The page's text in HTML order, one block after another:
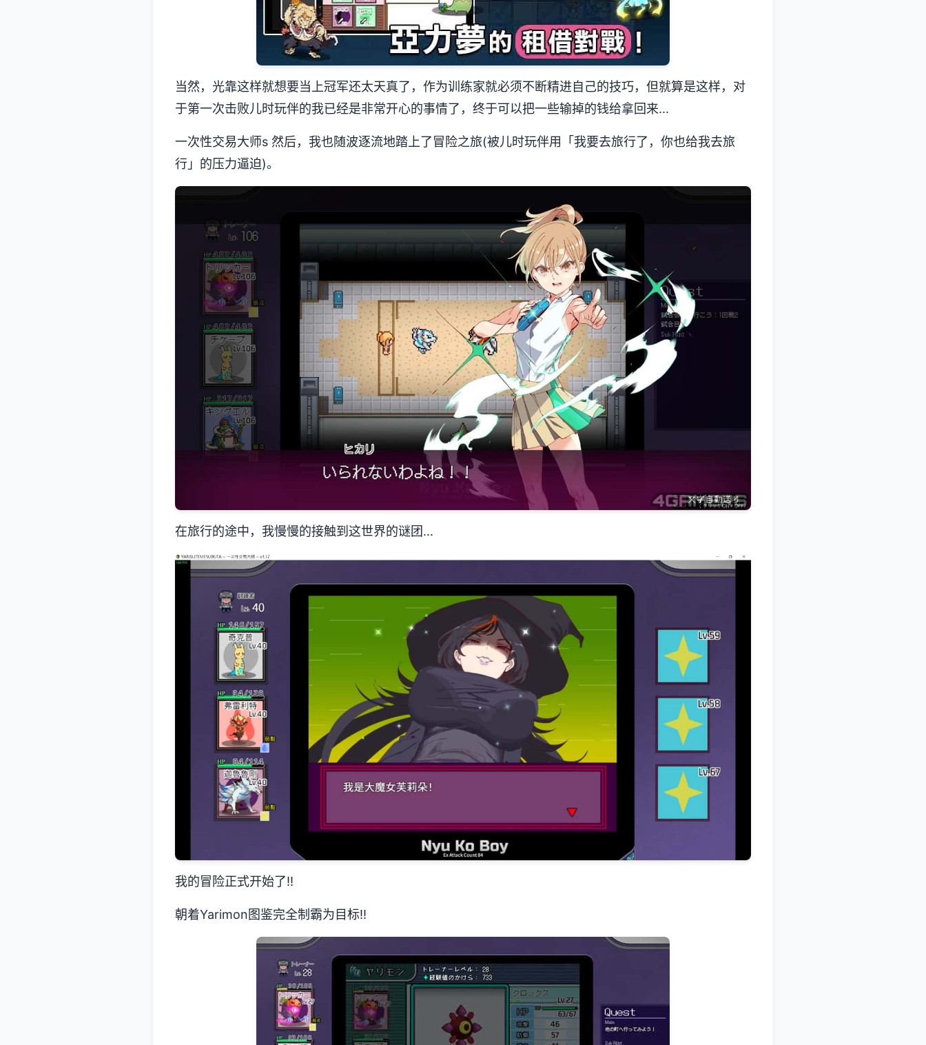
当然，光靠这样就想要当上冠军还太天真了，作为训练家就必须不断精进自己的技巧，但就算是这样，对
于第一次击败儿时玩伴的我已经是非常开心的事情了，终于可以把一些输掉的钱给拿回来...
一次性交易大师s 然后，我也随波逐流地踏上了冒险之旅(被儿时玩伴用「我要去旅行了，你也给我去旅
行」的压力逼迫)。
在旅行的途中，我慢慢的接触到这世界的谜团...
我的冒险正式开始了!!
朝着Yarimon图鉴完全制霸为目标!!